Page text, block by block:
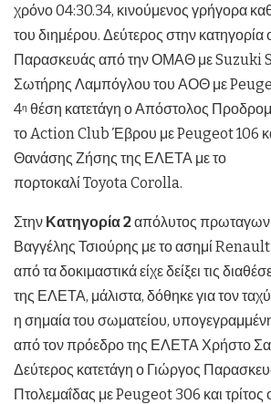
χρόνο 04:30.34, κινούμενος γρήγορα
του διημέρου. Δεύτερος στην
Παρασκευάς από την ΟΜΑΘ με Suzuki
Σωτήρης Λαμπόγλου του ΑΟΘ με
4η θέση κατετάγη ο Απόστολος
το Action Club Έβρου με Peugeot 106
Θανάσης Ζήσης της ΕΛΕΤΑ με το
πορτοκαλί Toyota Corolla.
Στην Κατηγορία 2απόλυτος
Βαγγέλης Τσιούρης με το ασημί
από τα δοκιμαστικά είχε δείξει τις
της ΕΛΕΤΑ, μάλιστα, δόθηκε για τον
η σημαία του σωματείου,
από τον πρόεδρο της ΕΛΕΤΑ Χρήστο
Δεύτερος κατετάγη ο Γιώργος
Πτολεμαΐδας με Peugeot 306 και τρίτος